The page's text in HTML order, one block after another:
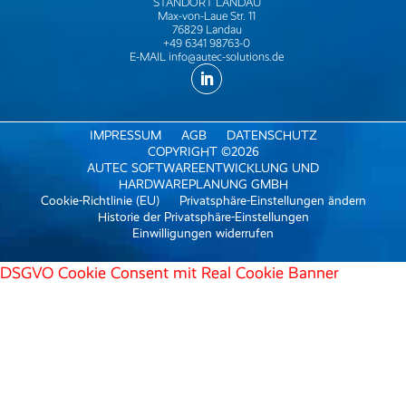
Max-von-Laue Str. 11
76829 Landau
+49 6341 98763-0
E-MAIL info@autec-solutions.de
IMPRESSUM AGB
DATENSCHUTZ
COPYRIGHT ©2026
AUTEC SOFTWAREENTWICKLUNG UND
HARDWAREPLANUNG GMBH
Cookie-Richtlinie (EU)
Privatsphäre-Einstellungen ändern
Historie der Privatsphäre-Einstellungen
Einwilligungen widerrufen
DSGVO Cookie Consent mit Real Cookie Banner